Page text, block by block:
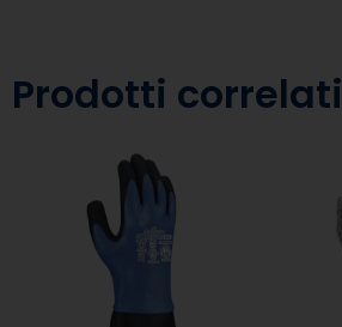
Prodotti correlati